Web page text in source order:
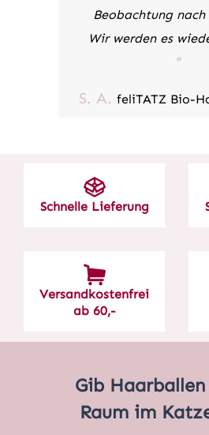
Beobachtung nach
Wir werden es
"
S. A. feliTATZ Bio-
Schnelle Lieferung
Versandkostenfrei
ab 60,-
Gib
Raum im